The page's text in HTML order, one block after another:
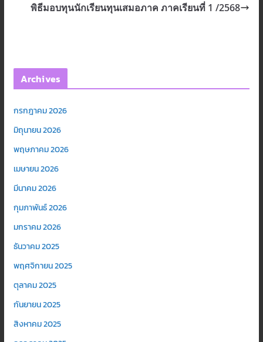
พิธีมอบทุนนักเรียนทุนเสมอภาค ภาคเรียนที่ 1 /2568
Archives
กรกฎาคม 2026
มิถุนายน 2026
พฤษภาคม 2026
เมษายน 2026
มีนาคม 2026
กุมภาพันธ์ 2026
มกราคม 2026
ธันวาคม 2025
พฤศจิกายน 2025
ตุลาคม 2025
กันยายน 2025
สิงหาคม 2025